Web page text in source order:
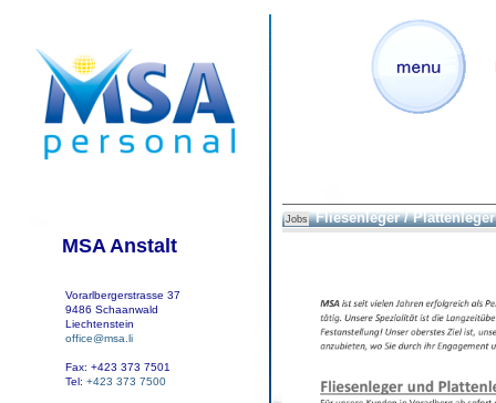
MSA Anstalt
Vorarlbergerstrasse 37
9486 Schaanwald
Liechtenstein
office@msa.li
Fax: +423 373 7501
Tel: +423 373 7500
Jobs Fliesenleger / Plattenleger